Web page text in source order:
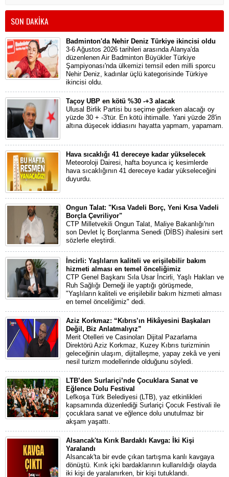
SON DAKİKA
Badminton'da Nehir Deniz Türkiye ikincisi oldu
3-6 Ağustos 2026 tarihleri arasında Alanya'da
düzenlenen Air Badminton Büyükler Türkiye
Şampiyonası'nda ülkemizi temsil eden milli sporcu
Nehir Deniz, kadınlar üçlü kategorisinde Türkiye
ikincisi oldu.
Taçoy UBP en kötü %30 -+3 alacak
Ulusal Birlik Partisi bu seçime giderken alacağı oy
yüzde 30 + -3'tür. En kötü ihtimalle. Yani yüzde 28'in
altına düşecek iddiasını hayatta yapmam, yapamam.
Hava sıcaklığı 41 dereceye kadar yükselecek
Meteoroloji Dairesi, hafta boyunca iç kesimlerde
hava sıcaklığının 41 dereceye kadar yükseleceğini
duyurdu.
Ongun Talat: "Kısa Vadeli Borç, Yeni Kısa Vadeli
Borçla Çevriliyor"
CTP Milletvekili Ongun Talat, Maliye Bakanlığı'nın
son Devlet İç Borçlanma Senedi (DİBS) ihalesini sert
sözlerle eleştirdi.
İncirli: Yaşlıların kaliteli ve erişilebilir bakım
hizmeti alması en temel önceliğimiz
CTP Genel Başkanı Sıla Usar İncirli, Yaşlı Hakları ve
Ruh Sağlığı Derneği ile yaptığı görüşmede,
"Yaşlıların kaliteli ve erişilebilir bakım hizmeti alması
en temel önceliğimiz" dedi.
Aziz Korkmaz: “Kıbrıs’ın Hikâyesini Başkaları
Değil, Biz Anlatmalıyız”
Merit Otelleri ve Casinoları Dijital Pazarlama
Direktörü Aziz Korkmaz, Kuzey Kıbrıs turizminin
geleceğinin ulaşım, dijitalleşme, yapay zekâ ve yeni
nesil turizm modellerinde olduğunu söyledi.
LTB’den Surlariçi’nde Çocuklara Sanat ve
Eğlence Dolu Festival
Lefkoşa Türk Belediyesi (LTB), yaz etkinlikleri
kapsamında düzenlediği Surlariçi Çocuk Festivali ile
çocuklara sanat ve eğlence dolu unutulmaz bir
akşam yaşattı.
Alsancak'ta Kırık Bardaklı Kavga: İki Kişi
Yaralandı
Alsancak'ta bir evde çıkan tartışma kanlı kavgaya
dönüştü. Kırık içki bardaklarının kullanıldığı olayda
iki kişi de yaralanırken, bir kişi tutuklandı.